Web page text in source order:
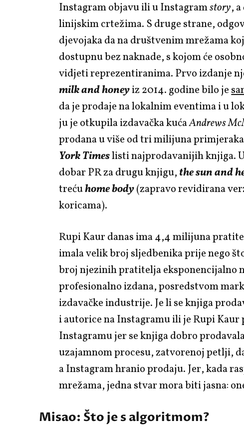
Instagram objavu ili u Instagramstory,
linijskim crtežima. S druge strane,
djevojaka da na društvenim mrežama
dostupnu bez naknade, s kojom će
vidjeti reprezentiranima. Prvo izdanje
milk and honeyiz 2014. godine bilo je
da je prodaje na lokalnim eventima i u
ju je otkupila izdavačka kućaAndrews
prodana u više od tri milijuna
York Timeslisti najprodavanijih knjiga.
dobar PR za drugu knjigu, the sun and
trećuhome body(zapravo revidirana
koricama).
Rupi Kaur danas ima 4,4 milijuna
imala velik broj sljedbenika prije nego
broj njezinih pratitelja eksponencijalno
profesionalno izdana, posredstvom
izdavačke industrije. Je li se knjiga
i autorice na Instagramu ili je Rupi Kaur
Instagramu jer se knjiga dobro
uzajamnom procesu, zatvorenoj petlji,
a Instagram hranio prodaju. Jer, kada
mrežama, jedna stvar mora biti jasna:
Misao: Što je s algoritmom?